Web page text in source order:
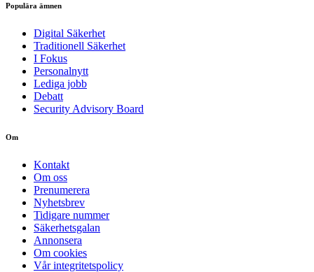
Populära ämnen
Digital Säkerhet
Traditionell Säkerhet
I Fokus
Personalnytt
Lediga jobb
Debatt
Security Advisory Board
Om
Kontakt
Om oss
Prenumerera
Nyhetsbrev
Tidigare nummer
Säkerhetsgalan
Annonsera
Om cookies
Vår integritetspolicy